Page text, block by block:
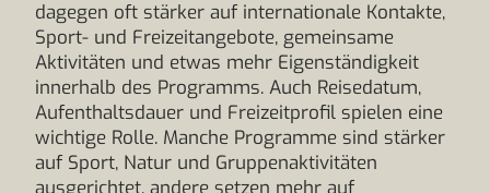
dagegen oft stärker auf internationale Kontakte,
Sport- und Freizeitangebote, gemeinsame
Aktivitäten und etwas mehr Eigenständigkeit
innerhalb des Programms. Auch Reisedatum,
Aufenthaltsdauer und Freizeitprofil spielen eine
wichtige Rolle. Manche Programme sind stärker
auf Sport, Natur und Gruppenaktivitäten